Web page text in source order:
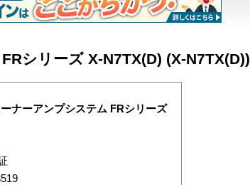
シリーズ X-N7TX(D) (X-N7TX(D))
ナーアンプシステム FRシリーズ